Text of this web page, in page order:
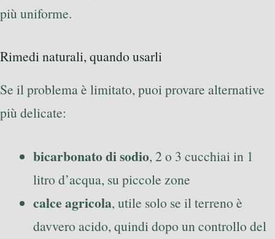
più uniforme.
Rimedi naturali, quando usarli
Se il problema è limitato, puoi provare alternative
più delicate:
bicarbonato di sodio, 2 o 3 cucchiai in 1
litro d’acqua, su piccole zone
calce agricola, utile solo se il terreno è
davvero acido, quindi dopo un controllo del